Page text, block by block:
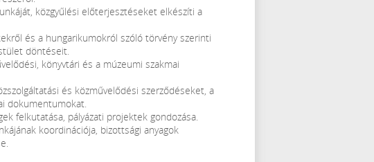
közgyűlési előterjesztéseket elkészíti a
és a hungarikumokról szóló törvény szerinti
döntéseit.
könyvtári és a múzeumi szakmai
és közművelődési szerződéseket, a
dokumentumokat.
felkutatása, pályázati projektek gondozása.
koordinációja, bizottsági anyagok